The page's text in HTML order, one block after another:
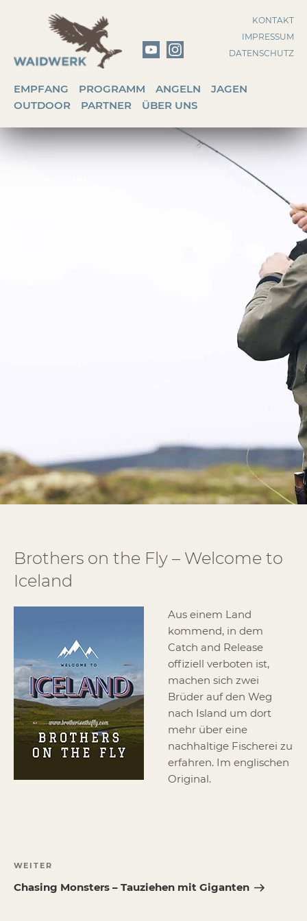
KONTAKT
IMPRESSUM
DATENSCHUTZ
EMPFANG PROGRAMM ANGELN
JAGEN
OUTDOOR
PARTNER ÜBER UNS
Brothers on the Fly – Welcome to
Iceland
Aus einem Land
kommend, in dem
Catch and Release
offiziell verboten ist,
machen sich zwei
Brüder auf den Weg
nach Island um dort
mehr über eine
nachhaltige Fischerei zu
erfahren. Im englischen
Original.
Nächster
Beitrag
WEITER
Chasing Monsters – Tauziehen mit Giganten